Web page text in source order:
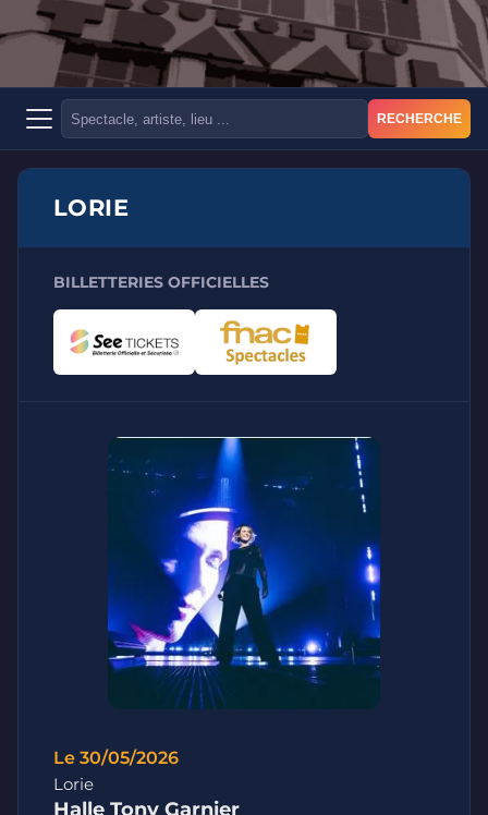
RECHERCHE
LORIE
BILLETTERIES OFFICIELLES
Le 30/05/2026
Lorie
Halle Tony Garnier